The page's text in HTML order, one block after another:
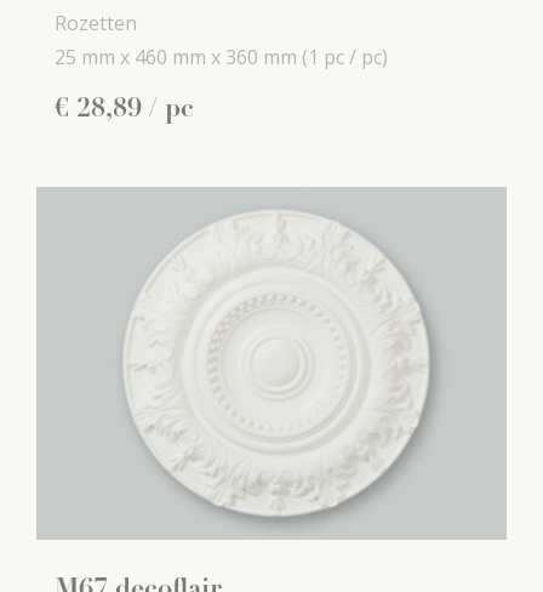
Rozetten
25 mm x 460 mm x 360 mm (1 pc / pc)
€ 28,89 / pc